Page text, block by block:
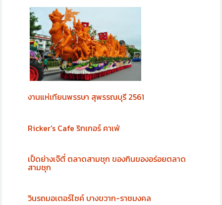
งานแห่เทียนพรรษา สุพรรณบุรี 2561
Ricker's Cafe ริกเกอร์ คาเฟ่
เป็ดย่างเจ๊ตี๋ ตลาดสามชุก ของกินของอร่อยตลาด
สามชุก
วินรถมอเตอร์ไซค์ บางขวาก-ราชมงคล